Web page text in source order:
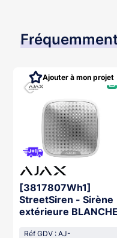
[3817807Wh1]
StreetSiren - Sirène
extérieure BLANCHE
Réf GDV : AJ-
Ajouter à mon projet